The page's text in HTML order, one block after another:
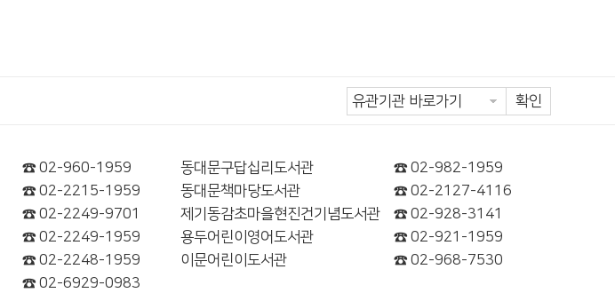
확인
☎ 02-960-1959 동대문구답십리도서관
☎ 02-982-1959
☎ 02-2215-1959 동대문책마당도서관
☎ 02-2127-4116
☎ 02-2249-9701 제기동감초마을현진건기념도서관
☎ 02-928-3141
☎ 02-2249-1959 용두어린이영어도서관
☎ 02-921-1959
☎ 02-2248-1959 이문어린이도서관
☎ 02-968-7530
☎ 02-6929-0983